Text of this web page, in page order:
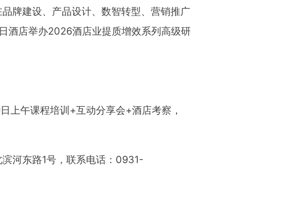
牌建设、产品设计、数智转型、营销推广
酒店举办2026酒店业提质增效系列高级研
午课程培训+互动分享会+酒店考察，
河东路1号，联系电话：0931-